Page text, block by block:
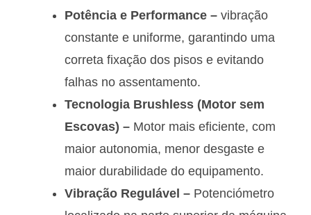
Potência e Performance – vibração
constante e uniforme, garantindo uma
correta fixação dos pisos e evitando
falhas no assentamento.
Tecnologia Brushless (Motor sem
Escovas) – Motor mais eficiente, com
maior autonomia, menor desgaste e
maior durabilidade do equipamento.
Vibração Regulável – Potenciómetro